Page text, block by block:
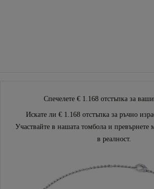
Спечелете € 1.168 отстъпка за
Искате ли € 1.168 отстъпка за ръчно
Участвайте в нашата томбола и превърнете
в реалност.